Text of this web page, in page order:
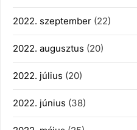
2022. szeptember (22)
2022. augusztus (20)
2022. július (20)
2022. június (38)